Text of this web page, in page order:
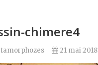
chimere4
21 mai 2018